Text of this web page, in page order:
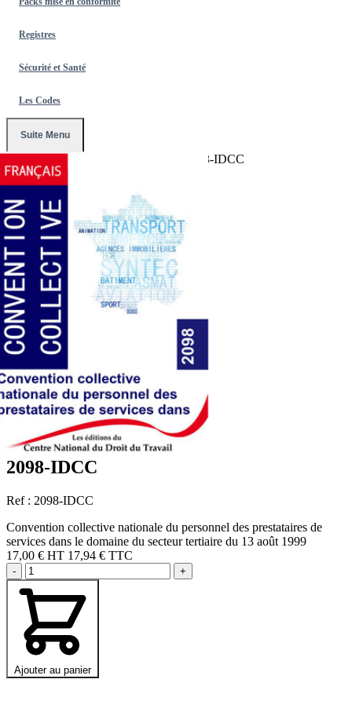
Registres
Sécurité et Santé
Les Codes
Suite Menu
Conventions Collectives 2098-IDCC
2098-IDCC
Ref : 2098-IDCC
Convention collective nationale du personnel des prestataires de
services dans le domaine du secteur tertiaire du 13 août 1999
17,00 € HT 17,94 € TTC
- +
Ajouter au panier